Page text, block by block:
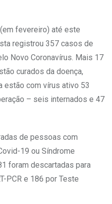
fevereiro) até este
registrou 357 casos de
Novo Coronavírus. Mais 17
curados da doença,
estão com vírus ativo 53
– seis internados e 47
de pessoas com
19 ou Síndrome
foram descartadas para
PCR e 186 por Teste